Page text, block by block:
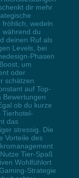
dir mehr
fröhlich, wedeln
während du
deinen Ruf als
Levels, bei
Phasen
um
oder
schätzen
auf Top-
Bewertungen
ob du kurze
Tierhotel-
das
stressig. Die
Vorteile des
Tier-Spaß
Wohlfühlort
Strategie